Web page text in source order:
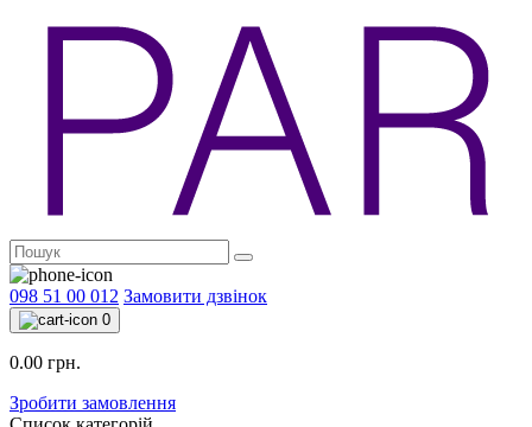
098 51 00 012 Замовити дзвінок
0
0.00 грн.
Зробити замовлення